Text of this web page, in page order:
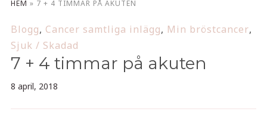
HEM » 7 + 4 TIMMAR PÅ AKUTEN
Blogg, Cancer samtliga inlägg, Min bröstcancer,
Sjuk / Skadad
7 + 4 timmar på akuten
8 april, 2018